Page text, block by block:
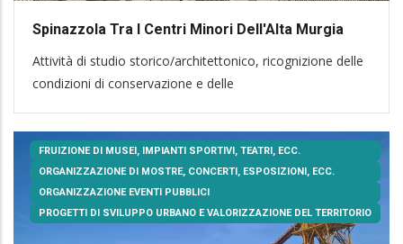
Spinazzola Tra I Centri Minori Dell'Alta Murgia
Attività di studio storico/architettonico, ricognizione delle
condizioni di conservazione e delle
FRUIZIONE DI MUSEI, IMPIANTI SPORTIVI, TEATRI, ECC.
ORGANIZZAZIONE DI MOSTRE, CONCERTI, ESPOSIZIONI, ECC.
ORGANIZZAZIONE EVENTI PUBBLICI
PROGETTI DI SVILUPPO URBANO E VALORIZZAZIONE DEL TERRITORIO